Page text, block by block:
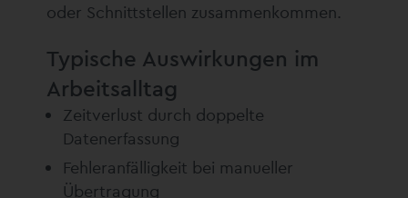
oder Schnittstellen zusammenkommen.
Typische Auswirkungen im
Arbeitsalltag
Zeitverlust durch doppelte
Datenerfassung
Fehleranfälligkeit bei manueller
Übertragung